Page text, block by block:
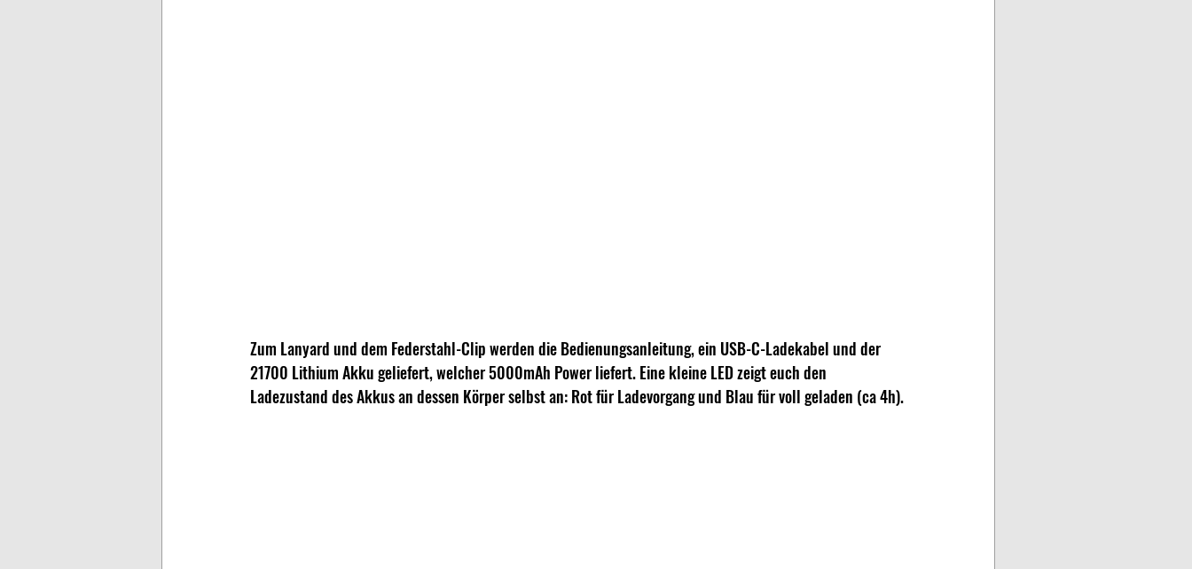
Zum Lanyard und dem Federstahl-Clip werden die Bedienungsanleitung, ein USB-C-Ladekabel und der
21700 Lithium Akku geliefert, welcher 5000mAh Power liefert. Eine kleine LED zeigt euch den
Ladezustand des Akkus an dessen Körper selbst an: Rot für Ladevorgang und Blau für voll geladen (ca 4h).